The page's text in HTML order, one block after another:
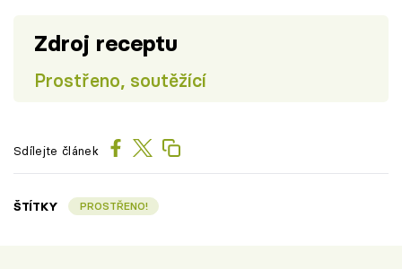
Zdroj receptu
Prostřeno, soutěžící
Sdílejte článek
ŠTÍTKY PROSTŘENO!